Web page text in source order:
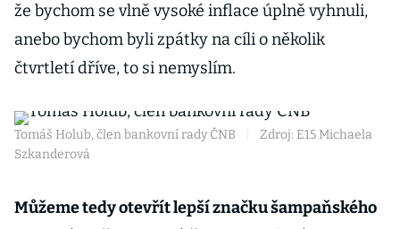
že bychom se vlně vysoké inflace úplně vyhnuli,
anebo bychom byli zpátky na cíli o několik
čtvrtletí dříve, to si nemyslím.
Tomáš Holub, člen bankovní rady ČNB
Zdroj: E15 Michaela
Szkanderová
Můžeme tedy otevřít lepší značku šampaňského